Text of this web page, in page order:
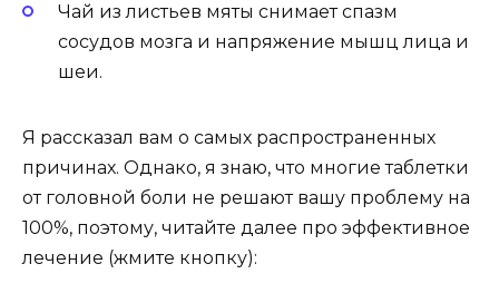
Чай из листьев мяты снимает спазм
сосудов мозга и напряжение мышц лица и
шеи.
Я рассказал вам о самых распространенных
причинах. Однако, я знаю, что многие таблетки
от головной боли не решают вашу проблему на
100%, поэтому, читайте далее про эффективное
лечение (жмите кнопку):